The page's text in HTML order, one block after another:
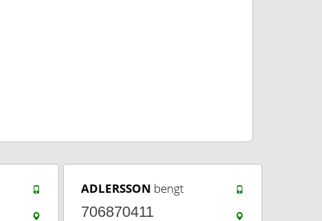
ADLERSSON bengt
706870411